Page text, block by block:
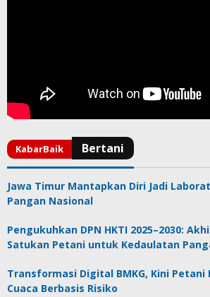
Jawa Timur Mantapkan Diri Jadi
Pangan Nasional
Pengukuhkan DPN HKTI 2025–2030:
Satukan Petani untuk Kedaulatan
Transformasi Digital BMKG, Kini Petani
Cuaca Berbasis Risiko